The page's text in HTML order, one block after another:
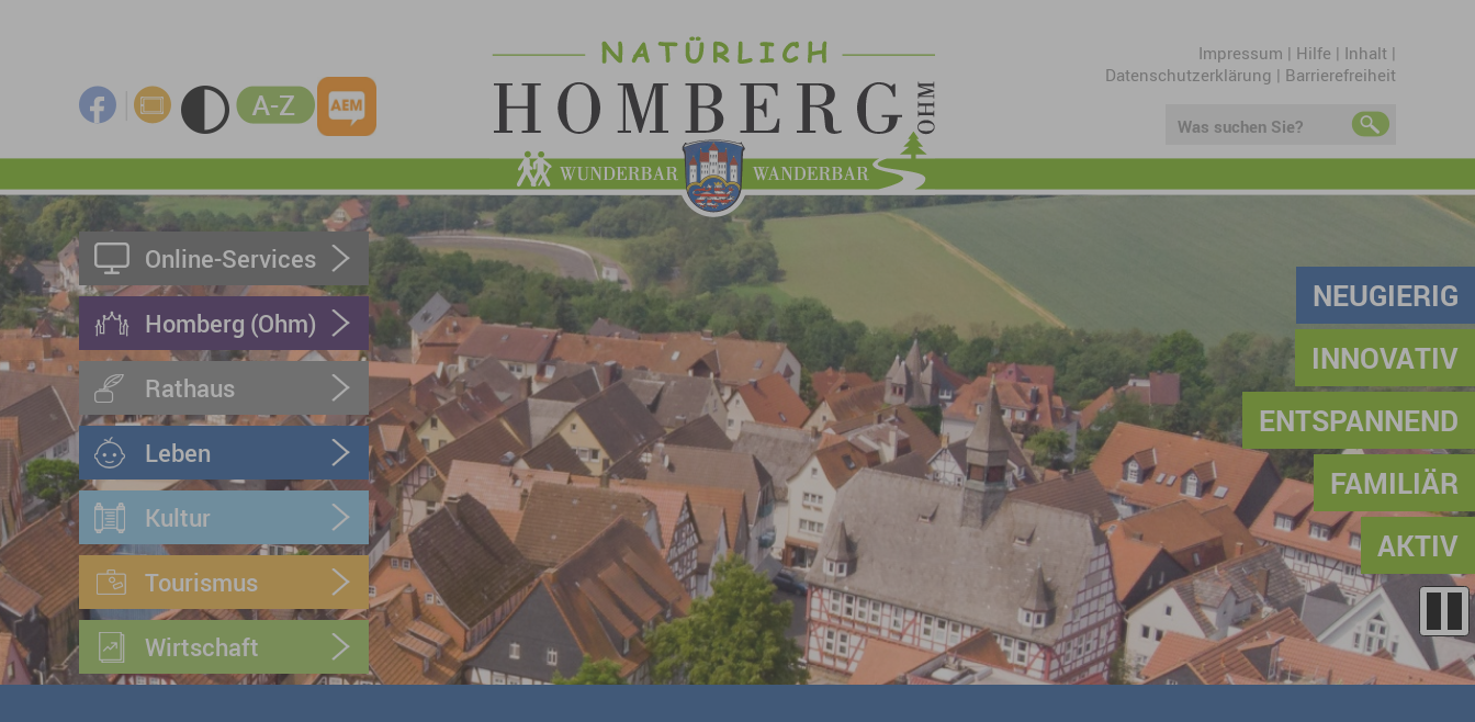
Impressum | Hilfe | Inhalt |
Datenschutzerklärung | Barrierefreiheit
Was suchen Sie?
NEUGIERIG
INNOVATIV
ENTSPANNEND
FAMILIÄR
AKTIV
Online-Services
Homberg (Ohm)
Rathaus
Leben
Kultur
Tourismus
Wirtschaft